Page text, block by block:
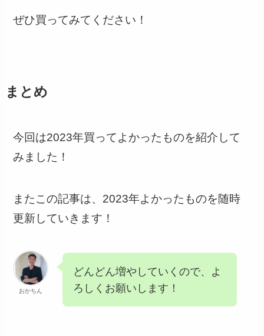
ぜひ買ってみてください！
まとめ
今回は2023年買ってよかったものを紹介して
みました！
またこの記事は、2023年よかったものを随時
更新していきます！
おかちん
どんどん増やしていくので、よ
ろしくお願いします！